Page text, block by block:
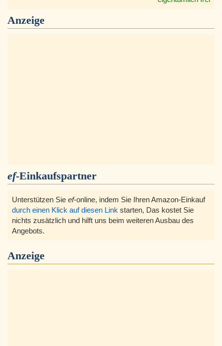
Anzeige
ef-Einkaufspartner
Unterstützen Sie ef-online, indem Sie Ihren Amazon-Einkauf
durch einen Klick auf diesen Link starten, Das kostet Sie
nichts zusätzlich und hilft uns beim weiteren Ausbau des
Angebots.
Anzeige